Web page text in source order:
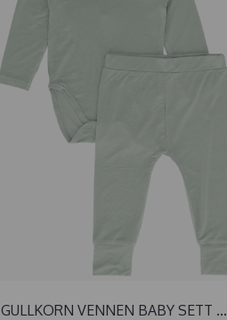
GULLKORN VENNEN BABY SETT ...